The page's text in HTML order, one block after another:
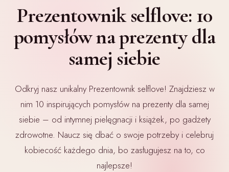
Prezentownik selflove: 10
pomysłów na prezenty dla
samej siebie
Odkryj nasz unikalny Prezentownik selflove! Znajdziesz w
nim 10 inspirujących pomysłów na prezenty dla samej
siebie – od intymnej pielęgnacji i książek, po gadżety
zdrowotne. Naucz się dbać o swoje potrzeby i celebruj
kobiecość każdego dnia, bo zasługujesz na to, co
najlepsze!